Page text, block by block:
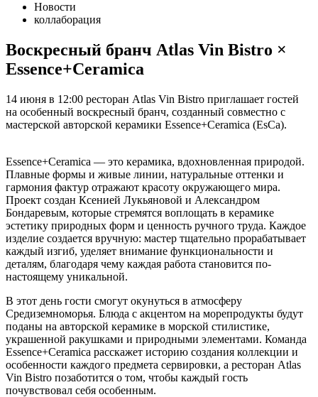
Новости
коллаборация
Воскресный бранч Atlas Vin Bistro ×
Essence+Ceramica
14 июня в 12:00 ресторан Atlas Vin Bistro приглашает гостей
на особенный воскресный бранч, созданный совместно с
мастерской авторской керамики Essence+Ceramica (EsCa).
Essence+Ceramica — это керамика, вдохновленная природой.
Плавные формы и живые линии, натуральные оттенки и
гармония фактур отражают красоту окружающего мира.
Проект создан Ксенией Лукьяновой и Александром
Бондаревым, которые стремятся воплощать в керамике
эстетику природных форм и ценность ручного труда. Каждое
изделие создается вручную: мастер тщательно прорабатывает
каждый изгиб, уделяет внимание функциональности и
деталям, благодаря чему каждая работа становится по-
настоящему уникальной.
В этот день гости смогут окунуться в атмосферу
Средиземноморья. Блюда с акцентом на морепродукты будут
поданы на авторской керамике в морской стилистике,
украшенной ракушками и природными элементами. Команда
Essence+Ceramica расскажет историю создания коллекции и
особенности каждого предмета сервировки, а ресторан Atlas
Vin Bistro позаботится о том, чтобы каждый гость
почувствовал себя особенным.